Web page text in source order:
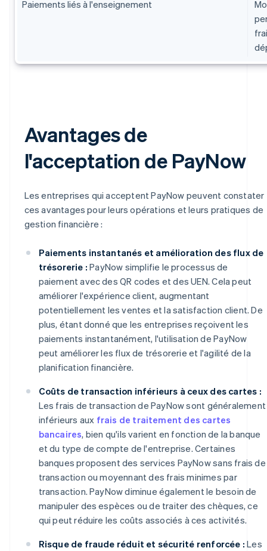
Paiements liés à l'enseignement
Avantages de
l'acceptation de PayNow
Les entreprises qui acceptent PayNow peuvent constater
ces avantages pour leurs opérations et leurs pratiques de
gestion financière :
Paiements instantanés et amélioration des flux de
trésorerie : PayNow simplifie le processus de
paiement avec des QR codes et des UEN. Cela peut
améliorer l'expérience client, augmentant
potentiellement les ventes et la satisfaction client. De
plus, étant donné que les entreprises reçoivent les
paiements instantanément, l'utilisation de PayNow
peut améliorer les flux de trésorerie et l'agilité de la
planification financière.
Coûts de transaction inférieurs à ceux des cartes :
Les frais de transaction de PayNow sont généralement
inférieurs aux frais de traitement des cartes
bancaires, bien qu'ils varient en fonction de la banque
et du type de compte de l'entreprise. Certaines
banques proposent des services PayNow sans frais de
transaction ou moyennant des frais minimes par
transaction. PayNow diminue également le besoin de
manipuler des espèces ou de traiter des chèques, ce
qui peut réduire les coûts associés à ces activités.
Risque de fraude réduit et sécurité renforcée : Les